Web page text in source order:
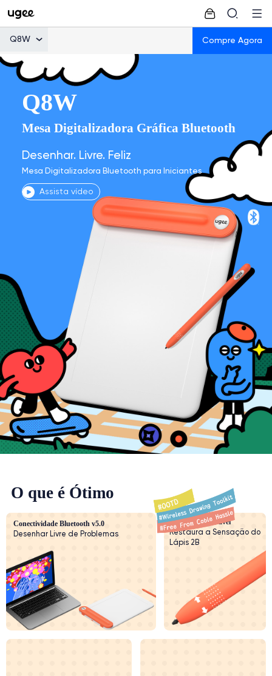
Q8W Compre Agora
Q8W
Mesa Digitalizadora Gráfica Bluetooth
Desenhar. Livre. Feliz
Mesa Digitalizadora Bluetooth para Iniciantes
Assista vídeo
O que é Ótimo
Conectividade Bluetooth v5.0
Desenhar Livre de Problemas
Pegada Confortável
Restaura a Sensação do
Lápis 2B